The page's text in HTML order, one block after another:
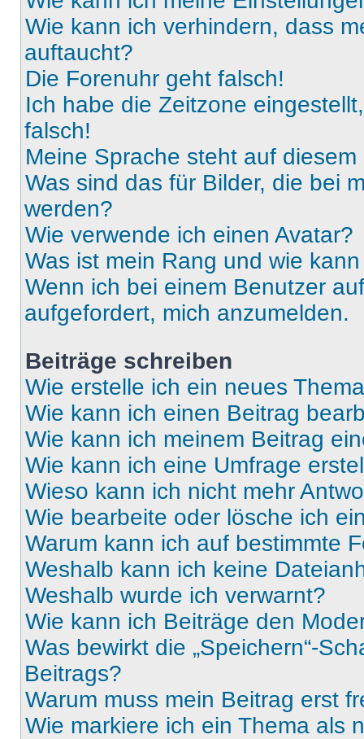
Wie kann ich verhindern, dass
auftaucht?
Die Forenuhr geht falsch!
Ich habe die Zeitzone
falsch!
Meine Sprache steht auf
Was sind das für Bilder, die bei
werden?
Wie verwende ich einen Avatar?
Was ist mein Rang und wie
Wenn ich bei einem Benutzer
aufgefordert, mich anzumelden.
Beiträge schreiben
Wie erstelle ich ein neues
Wie kann ich einen Beitrag
Wie kann ich meinem Beitrag
Wie kann ich eine Umfrage
Wieso kann ich nicht mehr
Wie bearbeite oder lösche ich
Warum kann ich auf bestimmte
Weshalb kann ich keine
Weshalb wurde ich verwarnt?
Wie kann ich Beiträge den
Was bewirkt die „Speichern“-
Beitrags?
Warum muss mein Beitrag erst
Wie markiere ich ein Thema als